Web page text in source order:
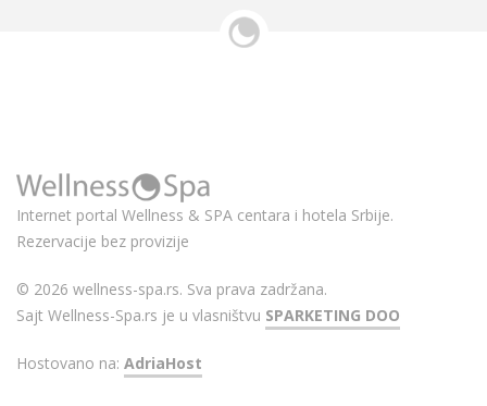
Internet portal Wellness & SPA centara i hotela Srbije.
Rezervacije bez provizije
© 2026 wellness-spa.rs. Sva prava zadržana.
Sajt Wellness-Spa.rs je u vlasništvu SPARKETING DOO
Hostovano na: AdriaHost